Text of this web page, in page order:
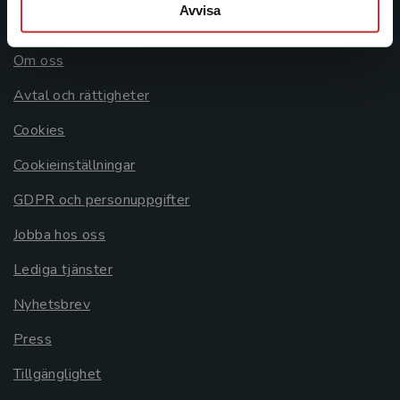
Avvisa
Om oss
Avtal och rättigheter
Cookies
Cookieinställningar
GDPR och personuppgifter
Jobba hos oss
Lediga tjänster
Nyhetsbrev
Press
Tillgänglighet